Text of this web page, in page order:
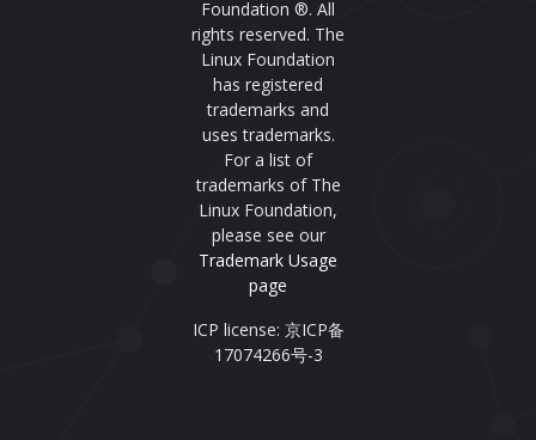
Foundation ®. All
rights reserved. The
Linux Foundation
has registered
trademarks and
uses trademarks.
For a list of
trademarks of The
Linux Foundation,
please see our
Trademark Usage
page
ICP license: 京ICP备
17074266号-3